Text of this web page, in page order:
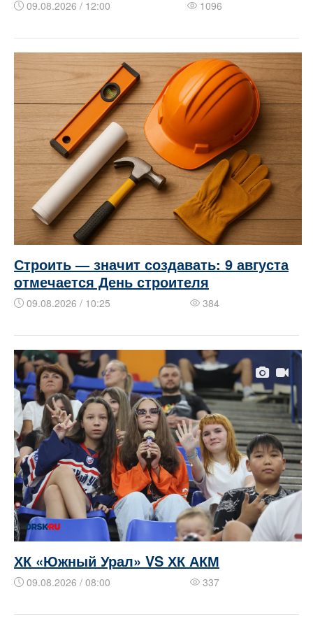
09.08.2026 / 12:00 1096
Строить — значит создавать: 9 августа
отмечается День строителя
09.08.2026 / 10:25 384
ХК «Южный Урал» VS ХК АКМ
09.08.2026 / 08:00 337